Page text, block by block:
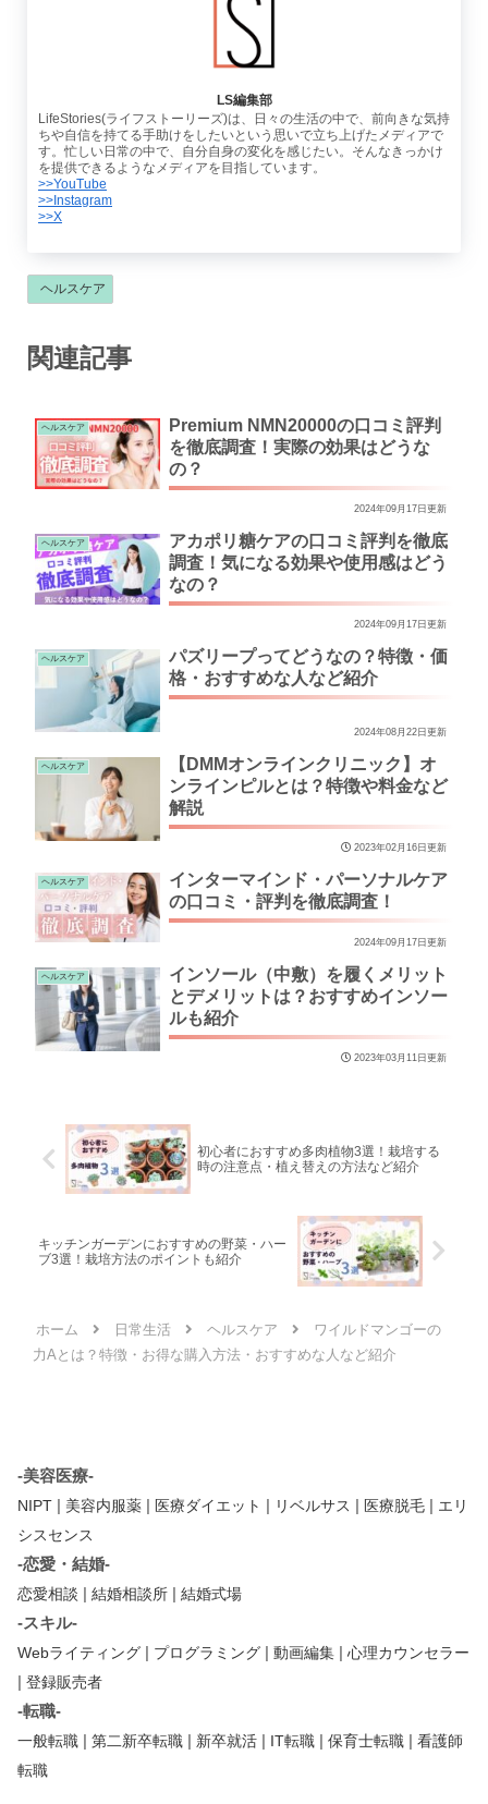
LS編集部
LifeStories(ライフストーリーズ)は、日々の生活の中で、前向きな気持
ちや自信を持てる手助けをしたいという思いで立ち上げたメディアで
す。忙しい日常の中で、自分自身の変化を感じたい。そんなきっかけ
を提供できるようなメディアを目指しています。
>>YouTube
>>Instagram
>>X
ヘルスケア
関連記事
ヘルスケア
Premium NMN20000の口コミ評判
を徹底調査！実際の効果はどうな
の？
2024年09月17日更新
ヘルスケア
アカポリ糖ケアの口コミ評判を徹底
調査！気になる効果や使用感はどう
なの？
2024年09月17日更新
ヘルスケア
パズリープってどうなの？特徴・価
格・おすすめな人など紹介
2024年08月22日更新
ヘルスケア
【DMMオンラインクリニック】オ
ンラインピルとは？特徴や料金など
解説
2023年02月16日更新
ヘルスケア
インターマインド・パーソナルケア
の口コミ・評判を徹底調査！
2024年09月17日更新
ヘルスケア
インソール（中敷）を履くメリット
とデメリットは？おすすめインソー
ルも紹介
2023年03月11日更新
初心者におすすめ多肉植物3選！栽培する
時の注意点・植え替えの方法など紹介
キッチンガーデンにおすすめの野菜・ハー
ブ3選！栽培方法のポイントも紹介
ホーム 日常生活 ヘルスケア
ワイルドマンゴーの
力Aとは？特徴・お得な購入方法・おすすめな人など紹介
-美容医療-
NIPT | 美容内服薬 | 医療ダイエット | リベルサス | 医療脱毛 | エリ
シスセンス
-恋愛・結婚-
恋愛相談 | 結婚相談所 | 結婚式場
-スキル-
Webライティング | プログラミング | 動画編集 | 心理カウンセラー
| 登録販売者
-転職-
一般転職 | 第二新卒転職 | 新卒就活 | IT転職 | 保育士転職 | 看護師
転職